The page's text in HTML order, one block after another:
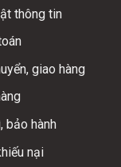
thông tin
giao hàng
bảo hành
nại